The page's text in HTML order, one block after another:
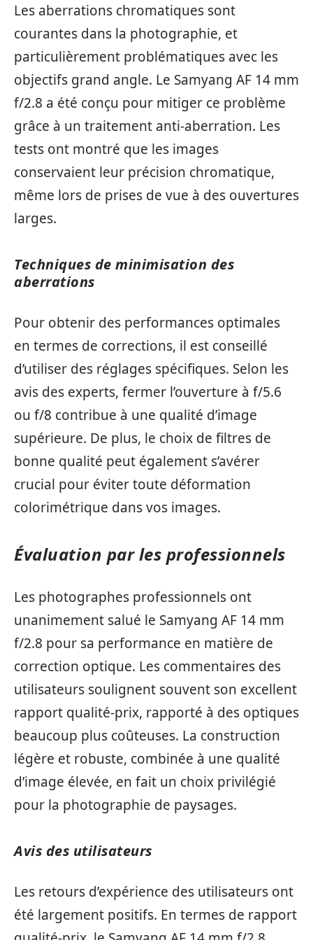
Les aberrations chromatiques sont
courantes dans la photographie, et
particulièrement problématiques avec les
objectifs grand angle. Le Samyang AF 14 mm
f/2.8 a été conçu pour mitiger ce problème
grâce à un traitement anti-aberration. Les
tests ont montré que les images
conservaient leur précision chromatique,
même lors de prises de vue à des ouvertures
larges.
Techniques de minimisation des
aberrations
Pour obtenir des performances optimales
en termes de corrections, il est conseillé
d’utiliser des réglages spécifiques. Selon les
avis des experts, fermer l’ouverture à f/5.6
ou f/8 contribue à une qualité d’image
supérieure. De plus, le choix de filtres de
bonne qualité peut également s’avérer
crucial pour éviter toute déformation
colorimétrique dans vos images.
Évaluation par les professionnels
Les photographes professionnels ont
unanimement salué le Samyang AF 14 mm
f/2.8 pour sa performance en matière de
correction optique. Les commentaires des
utilisateurs soulignent souvent son excellent
rapport qualité-prix, rapporté à des optiques
beaucoup plus coûteuses. La construction
légère et robuste, combinée à une qualité
d’image élevée, en fait un choix privilégié
pour la photographie de paysages.
Avis des utilisateurs
Les retours d’expérience des utilisateurs ont
été largement positifs. En termes de rapport